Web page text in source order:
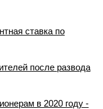
ставка по
после развода
в 2020 году -